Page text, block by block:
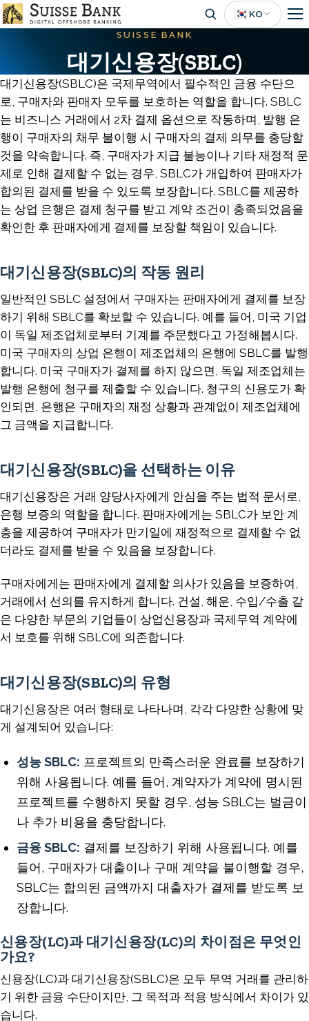
Skip
to
🇰🇷 KO
SUISSE BANK
대기신용장(SBLC)
대기신용장(SBLC)은 국제무역에서 필수적인 금융 수단으
로, 구매자와 판매자 모두를 보호하는 역할을 합니다. SBLC
는 비즈니스 거래에서 2차 결제 옵션으로 작동하며, 발행 은
행이 구매자의 채무 불이행 시 구매자의 결제 의무를 충당할
것을 약속합니다. 즉, 구매자가 지급 불능이나 기타 재정적 문
제로 인해 결제할 수 없는 경우, SBLC가 개입하여 판매자가
합의된 결제를 받을 수 있도록 보장합니다. SBLC를 제공하
는 상업 은행은 결제 청구를 받고 계약 조건이 충족되었음을
확인한 후 판매자에게 결제를 보장할 책임이 있습니다.
대기신용장(SBLC)의 작동 원리
일반적인 SBLC 설정에서 구매자는 판매자에게 결제를 보장
하기 위해 SBLC를 확보할 수 있습니다. 예를 들어, 미국 기업
이 독일 제조업체로부터 기계를 주문했다고 가정해봅시다.
미국 구매자의 상업 은행이 제조업체의 은행에 SBLC를 발행
합니다. 미국 구매자가 결제를 하지 않으면, 독일 제조업체는
발행 은행에 청구를 제출할 수 있습니다. 청구의 신용도가 확
인되면, 은행은 구매자의 재정 상황과 관계없이 제조업체에
그 금액을 지급합니다.
대기신용장(SBLC)을 선택하는 이유
대기신용장은 거래 양당사자에게 안심을 주는 법적 문서로,
은행 보증의 역할을 합니다. 판매자에게는 SBLC가 보안 계
층을 제공하여 구매자가 만기일에 재정적으로 결제할 수 없
더라도 결제를 받을 수 있음을 보장합니다.
구매자에게는 판매자에게 결제할 의사가 있음을 보증하여,
거래에서 선의를 유지하게 합니다. 건설, 해운, 수입/수출 같
은 다양한 부문의 기업들이 상업신용장과 국제무역 계약에
서 보호를 위해 SBLC에 의존합니다.
대기신용장(SBLC)의 유형
대기신용장은 여러 형태로 나타나며, 각각 다양한 상황에 맞
게 설계되어 있습니다:
성능 SBLC: 프로젝트의 만족스러운 완료를 보장하기
위해 사용됩니다. 예를 들어, 계약자가 계약에 명시된
프로젝트를 수행하지 못할 경우, 성능 SBLC는 벌금이
나 추가 비용을 충당합니다.
금융 SBLC: 결제를 보장하기 위해 사용됩니다. 예를
들어, 구매자가 대출이나 구매 계약을 불이행할 경우,
SBLC는 합의된 금액까지 대출자가 결제를 받도록 보
장합니다.
신용장(LC)과 대기신용장(LC)의 차이점은 무엇인
가요?
신용장(LC)과 대기신용장(SBLC)은 모두 무역 거래를 관리하
기 위한 금융 수단이지만, 그 목적과 적용 방식에서 차이가 있
습니다.